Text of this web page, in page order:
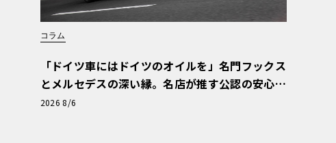
コラム
「ドイツ車にはドイツのオイルを」名門フックス
とメルセデスの深い縁。名店が推す公認の安心
と、Cクラスで味わうシルキーな走り〈PR〉
2026 8/6